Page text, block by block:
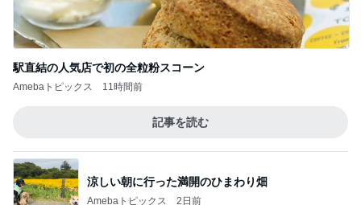
駅直結の人気店で初の全粒粉スコーン
Amebaトピックス 11時間前
記事を読む
涼しい朝に行った満開のひまわり畑
Amebaトピックス 2日前